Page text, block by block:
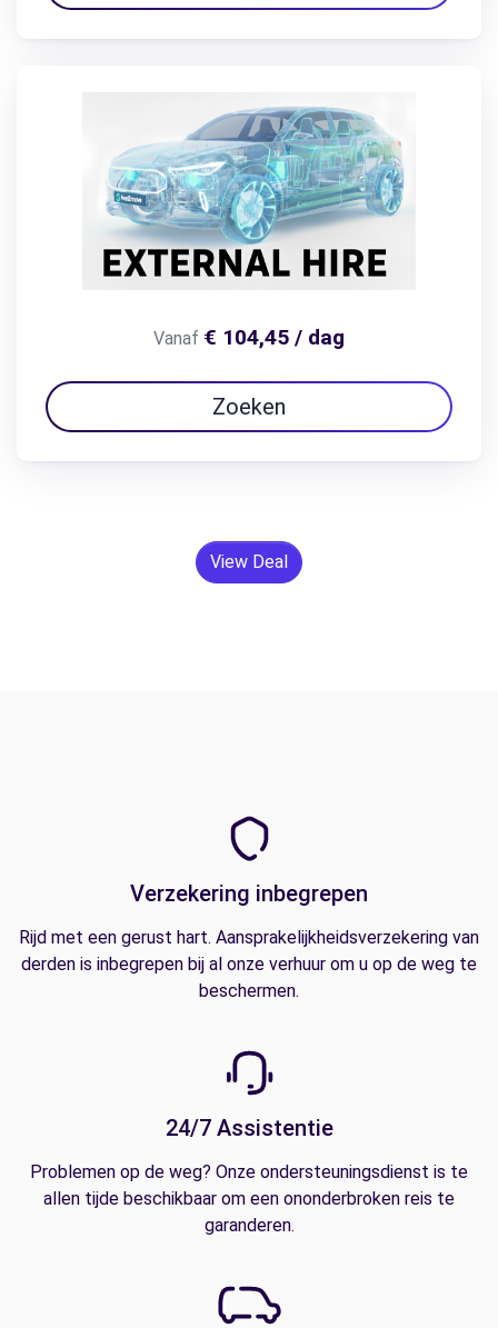
Vanaf € 104,45 / dag
Zoeken
View Deal
Verzekering inbegrepen
Rijd met een gerust hart. Aansprakelijkheidsverzekering van
derden is inbegrepen bij al onze verhuur om u op de weg te
beschermen.
24/7 Assistentie
Problemen op de weg? Onze ondersteuningsdienst is te
allen tijde beschikbaar om een ononderbroken reis te
garanderen.